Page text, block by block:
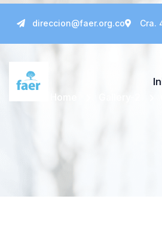
direccion@faer.org.co Cra.
Home